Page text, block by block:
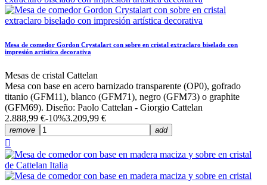
Mesa de comedor Gordon Crystalart con sobre en cristal extraclaro biselado con
impresión artística decorativa
Mesas de cristal Cattelan
Mesa con base en acero barnizado transparente (OP0), gofrado
titanio (GFM11), blanco (GFM71), negro (GFM73) o graphite
(GFM69). Diseño: Paolo Cattelan - Giorgio Cattelan
2.888,99 €-10%3.209,99 €
remove add
